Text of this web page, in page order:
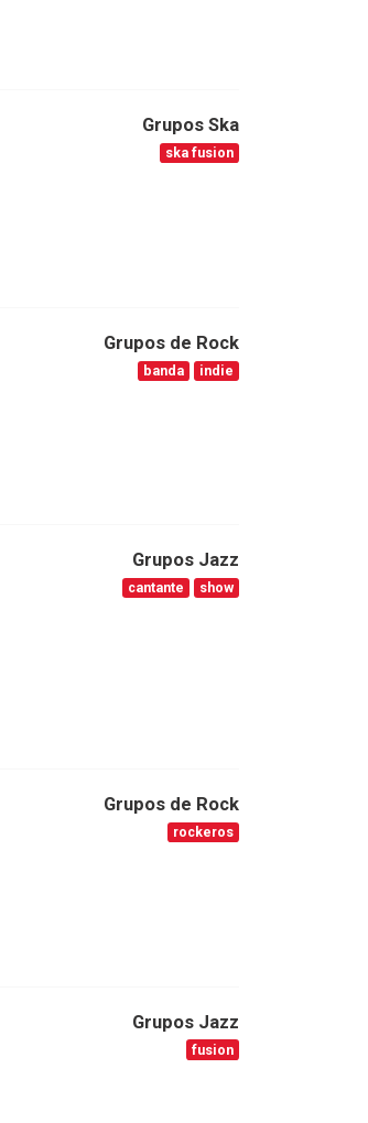
Grupos Ska
ska fusion
Grupos de Rock
banda indie
Grupos Jazz
cantante show
Grupos de Rock
rockeros
Grupos Jazz
fusion